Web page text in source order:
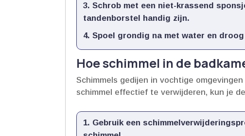
Schrob met een niet-krassend
tandenborstel handig zijn.​
Spoel grondig na met water en
Hoe schimmel in de
Schimmels gedijen in vochtige
schimmel effectief te verwijderen, kun je
Gebruik een